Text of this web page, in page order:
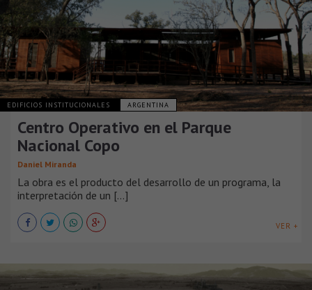
EDIFICIOS INSTITUCIONALES ARGENTINA
Centro Operativo en el Parque
Nacional Copo
Daniel Miranda
La obra es el producto del desarrollo de un programa, la
interpretación de un [...]
VER +